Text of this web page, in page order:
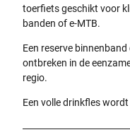
toerfiets geschikt voor
banden of e-MTB.
Een reserve
ontbreken in de
regio.
Een volle drinkfles